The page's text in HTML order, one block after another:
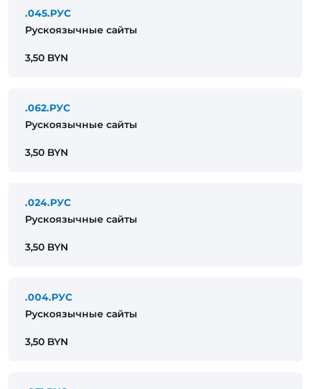
.045.РУС
Рускоязычные сайты
3,50 BYN
.062.РУС
Рускоязычные сайты
3,50 BYN
.024.РУС
Рускоязычные сайты
3,50 BYN
.004.РУС
Рускоязычные сайты
3,50 BYN